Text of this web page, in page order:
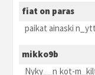
fiat on paras
paikat ainaski
mikko9b
Nyky__n kot-